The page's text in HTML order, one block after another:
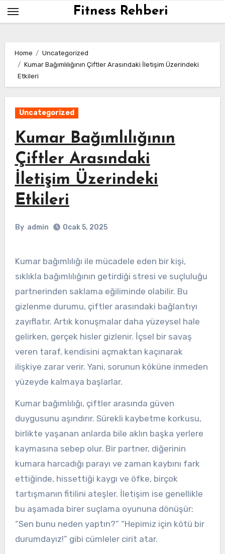
Skip
to
Fitness Rehberi
Home
Uncategorized
Kumar Bağımlılığının Çiftler Arasındaki İletişim Üzerindeki
Etkileri
Uncategorized
Kumar Bağımlılığının
Çiftler Arasındaki
İletişim Üzerindeki
Etkileri
By admin Ocak 5, 2025
Kumar bağımlılığı ile mücadele eden bir kişi,
sıklıkla bağımlılığının getirdiği stresi ve suçluluğu
partnerinden saklama eğiliminde olabilir. Bu
gizlenme durumu, çiftler arasındaki bağlantıyı
zayıflatır. Artık konuşmalar daha yüzeysel hale
gelirken, gerçek hisler gizlenir. İçsel bir savaş
veren taraf, kendisini açmaktan kaçınarak
ilişkiye zarar verir. Yani, sorunun köküne inmeden
yüzeyde kalmaya başlarlar.
Kumar bağımlılığı, çiftler arasında güven
duygusunu aşındırır. Sürekli kaybetme korkusu,
birlikte yaşanan anlarda bile aklın başka yerlere
kaymasına sebep olur. Bir partner, diğerinin
kumara harcadığı parayı ve zaman kaybını fark
ettiğinde, hissettiği kaygı ve öfke, birçok
tartışmanın fitilini ateşler. İletişim ise genellikle
bu aşamada birer suçlama oyununa dönüşür;
“Sen bunu neden yaptın?” “Hepimiz için kötü bir
durumdayız!” gibi cümleler cirit atar.